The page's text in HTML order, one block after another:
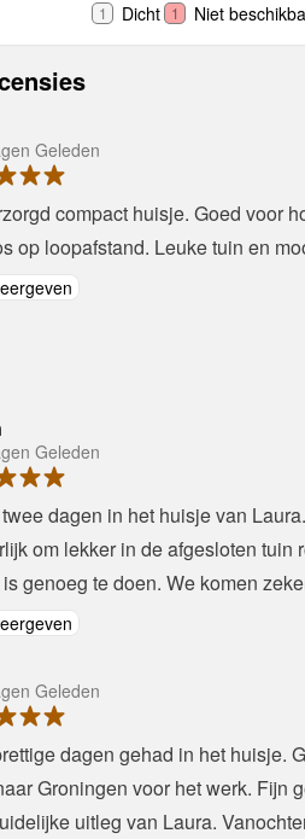
1 Dicht 1 Niet
Geleden
compact huisje. Goed voor
op loopafstand. Leuke tuin en
Geleden
dagen in het huisje van
om lekker in de afgesloten tuin
genoeg te doen. We komen
Geleden
dagen gehad in het huisje.
Groningen voor het werk. Fijn
uitleg van Laura.